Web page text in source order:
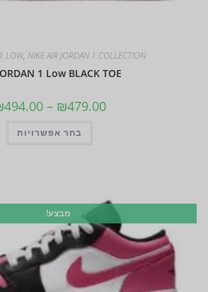
LOW, NIKE AIR JORDAN 1 COLLECTION
1 Low BLACK TOE
₪479.00
–
494.00
בחר אפשרויות
מבצע!